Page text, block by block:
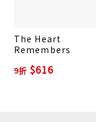
The Heart
Remembers
9折 $616